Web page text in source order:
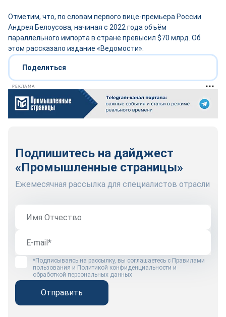
Отметим, что, по словам первого вице-премьера России
Андрея Белоусова, начиная с 2022 года объём
параллельного импорта в стране превысил $70 млрд. Об
этом рассказало издание «Ведомости».
Поделиться
РЕКЛАМА
Подпишитесь на дайджест
«Промышленные страницы»
Ежемесячная рассылка для специалистов отрасли
*Подписываясь на рассылку, вы соглашаетесь с Правилами
пользования и Политикой конфиденциальности и
обработкой персональных данных
Отправить